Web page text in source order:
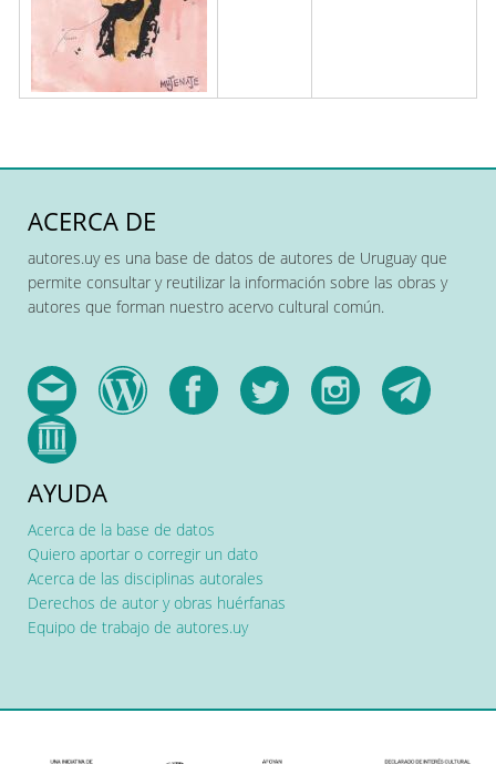
ACERCA DE
autores.uy es una base de datos de autores de Uruguay que
permite consultar y reutilizar la información sobre las obras y
autores que forman nuestro acervo cultural común.
AYUDA
Acerca de la base de datos
Quiero aportar o corregir un dato
Acerca de las disciplinas autorales
Derechos de autor y obras huérfanas
Equipo de trabajo de autores.uy